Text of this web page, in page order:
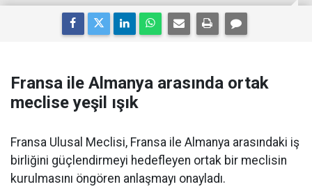
Fransa ile Almanya arasında ortak
meclise yeşil ışık
Fransa Ulusal Meclisi, Fransa ile Almanya arasındaki iş
birliğini güçlendirmeyi hedefleyen ortak bir meclisin
kurulmasını öngören anlaşmayı onayladı.